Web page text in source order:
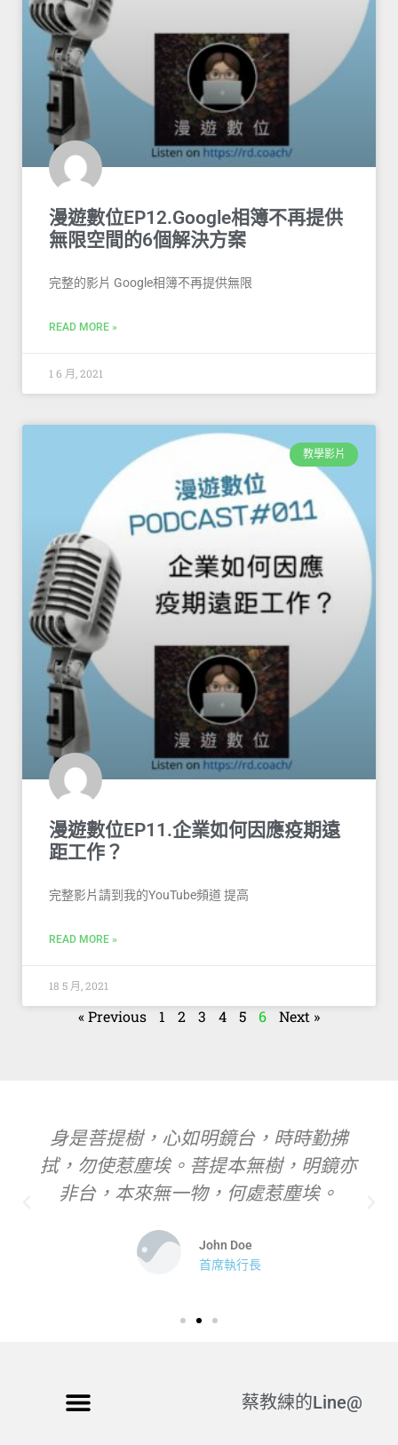
漫遊數位EP12.Google相簿不再提供
無限空間的6個解決方案
完整的影片 Google相簿不再提供無限
READ MORE »
1 6 月, 2021
教學影片
漫遊數位EP11.企業如何因應疫期遠
距工作？
完整影片請到我的YouTube頻道 提高
READ MORE »
18 5 月, 2021
« Previous 1 2 3 4 5 6 Next »
身是菩提樹，心如明鏡台，時時勤拂
拭，勿使惹塵埃。菩提本無樹，明鏡亦
非台，本來無一物，何處惹塵埃。
John Doe
首席執行長
蔡教練的Line@